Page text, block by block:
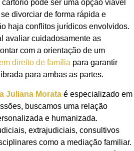
pode ser uma opção viável
divorciar de forma rápida e
haja conflitos jurídicos envolvidos.
avaliar cuidadosamente as
com a orientação de um
direito de família para garantir
para ambas as partes.
Juliana Morata é especializado em
buscamos uma relação
e humanizada.
extrajudiciais, consultivos
como a mediação familiar.